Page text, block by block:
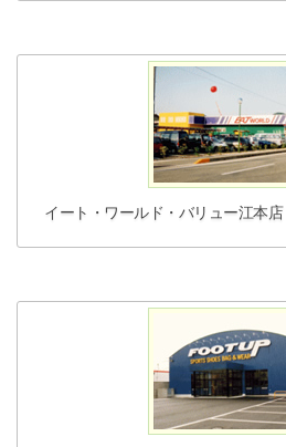
イート・ワールド・バリュー江本店